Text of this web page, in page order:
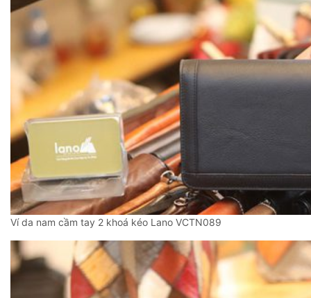
Ví da nam cầm tay 2 khoá kéo Lano VCTN089